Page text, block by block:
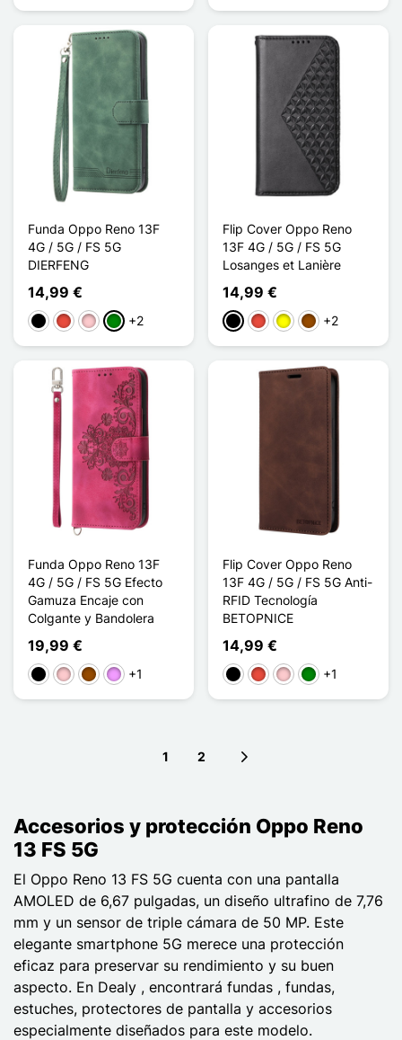
Funda Oppo Reno 13F
4G / 5G / FS 5G
DIERFENG
14,99 €
NegroRojoRosaVerde
+2
Flip Cover Oppo Reno
13F 4G / 5G / FS 5G
Losanges et Lanière
14,99 €
NegroRojoAmarilloMarrón
+2
Funda Oppo Reno 13F
4G / 5G / FS 5G Efecto
Gamuza Encaje con
Colgante y Bandolera
19,99 €
NegroRosaMarrónMorado claro
+1
Flip Cover Oppo Reno
13F 4G / 5G / FS 5G Anti-
RFID Tecnología
BETOPNICE
14,99 €
NegroRojoRosaVerde
+1
1 2
Accesorios y protección Oppo Reno
13 FS 5G
El Oppo Reno 13 FS 5G cuenta con una pantalla
AMOLED de 6,67 pulgadas, un diseño ultrafino de 7,76
mm y un sensor de triple cámara de 50 MP. Este
elegante smartphone 5G merece una protección
eficaz para preservar su rendimiento y su buen
aspecto. En Dealy , encontrará fundas , fundas,
estuches, protectores de pantalla y accesorios
especialmente diseñados para este modelo.